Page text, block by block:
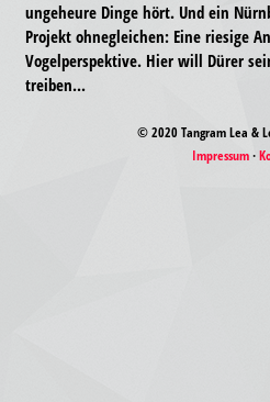
ungeheure Dinge hört. Und ein
Projekt ohnegleichen: Eine riesige
Vogelperspektive. Hier will Dürer
treiben...
© 2020 Tangram Lea &
Impressum·